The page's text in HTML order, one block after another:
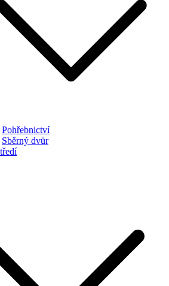
Pohřebnictví
Sběrný dvůr